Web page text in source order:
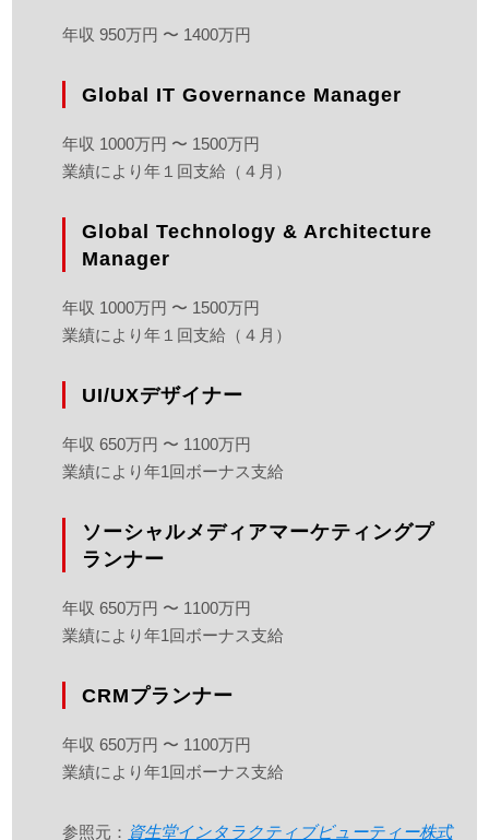
年収 950万円 〜 1400万円
Global IT Governance Manager
年収 1000万円 〜 1500万円
業績により年１回支給（４月）
Global Technology & Architecture
Manager
年収 1000万円 〜 1500万円
業績により年１回支給（４月）
UI/UXデザイナー
年収 650万円 〜 1100万円
業績により年1回ボーナス支給
ソーシャルメディアマーケティングプ
ランナー
年収 650万円 〜 1100万円
業績により年1回ボーナス支給
CRMプランナー
年収 650万円 〜 1100万円
業績により年1回ボーナス支給
参照元： 資生堂インタラクティブビューティー株式